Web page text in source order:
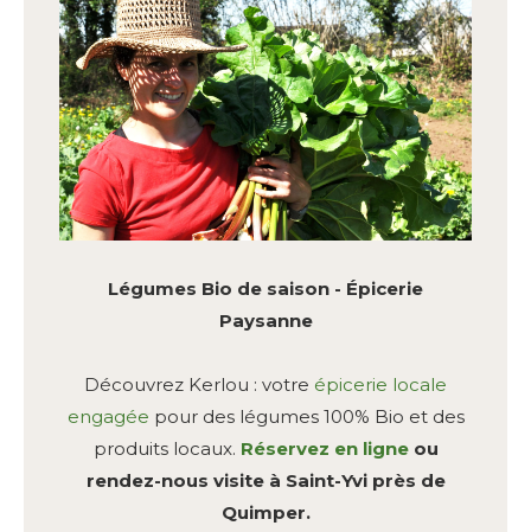
Légumes Bio de saison - Épicerie
Paysanne
Découvrez Kerlou : votre épicerie locale
engagée pour des légumes 100% Bio et des
produits locaux. Réservez en ligneou
rendez-nous visite à Saint-Yvi près de
Quimper.